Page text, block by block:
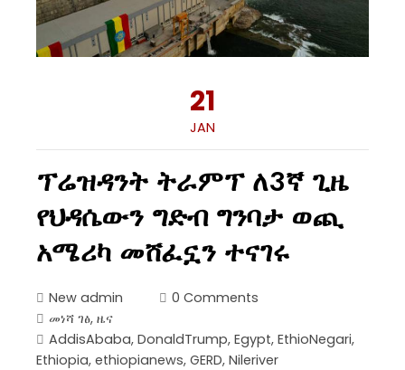
21
JAN
ፕሬዝዳንት ትራምፕ ለ3ኛ ጊዜ
የህዳሴውን ግድብ ግንባታ ወጪ
አሜሪካ መሸፈኗን ተናገሩ
New admin
0 Comments
መነሻ ገፅ, ዜና
AddisAbaba, DonaldTrump, Egypt, EthioNegari,
Ethiopia, ethiopianews, GERD, Nileriver